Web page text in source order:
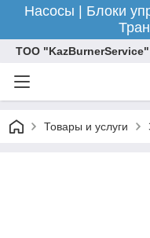
Насосы | Блоки
ТОО "KazBurnerService"
Товары и услуги